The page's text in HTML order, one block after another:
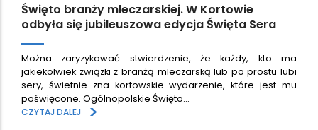
Święto branży mleczarskiej. W Kortowie
odbyła się jubileuszowa edycja Święta Sera
Można zaryzykować stwierdzenie, że każdy, kto ma
jakiekolwiek związki z branżą mleczarską lub po prostu lubi
sery, świetnie zna kortowskie wydarzenie, które jest mu
poświęcone. Ogólnopolskie Święto…
CZYTAJ DALEJ
>